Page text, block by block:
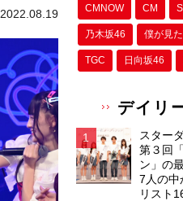
2022.08.19 CMNOW CM
乃木坂46 僕が⾒
TGC 日向坂46
デイリ
スター
第３回
ン」の
7人の中
リスト